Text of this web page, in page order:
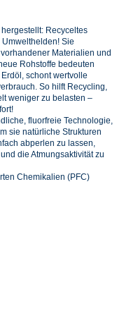
Recyceltes
Sie
Materialien und
Rohstoffe bedeuten
schont wertvolle
So hilft Recycling,
weniger zu belasten –
fluorfreie Technologie,
sie natürliche Strukturen
abperlen zu lassen,
die Atmungsaktivität zu
Chemikalien (PFC)